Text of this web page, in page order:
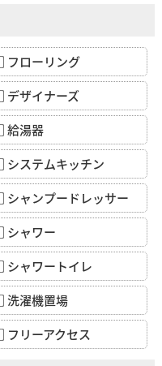
フローリング
デザイナーズ
給湯器
システムキッチン
シャンプードレッサー
シャワー
シャワートイレ
洗濯機置場
フリーアクセス